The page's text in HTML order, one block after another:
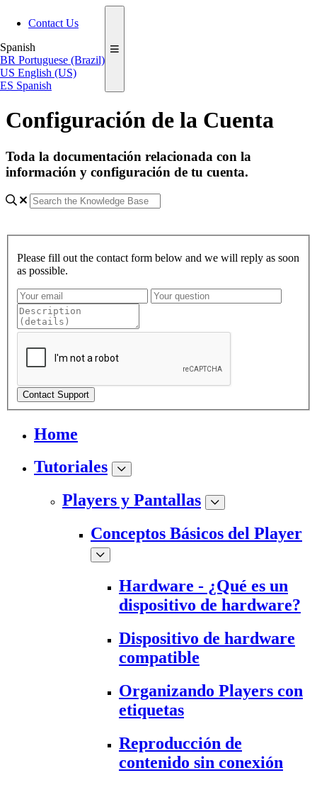
Contact Us
Spanish
BR Portuguese (Brazil)
US English (US)
ES Spanish
Configuración de la Cuenta
Toda la documentación relacionada con la
información y configuración de tu cuenta.
Please fill out the contact form below and we will reply as soon
as possible.
Contact Support
Home
Tutoriales
Players y Pantallas
Conceptos Básicos del Player
Hardware - ¿Qué es un
dispositivo de hardware?
Dispositivo de hardware
compatible
Organizando Players con
etiquetas
Reproducción de
contenido sin conexión